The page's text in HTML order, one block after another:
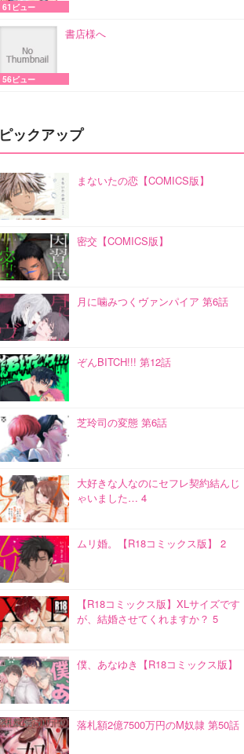
61ビュー
書店様へ
56ビュー
ピックアップ
まないたの恋【COMICS版】
密交【COMICS版】
月に噛みつくヴァンパイア 第6話
ぞんBITCH!!! 第12話
芝玲司の変態 第6話
大好きな人なのにセフレ契約結んじ
ゃいました… 4
ムリ婚。【R18コミックス版】 2
【R18コミックス版】XLサイズです
が、結婚させてくれますか？ 5
僕、あなゆき【R18コミックス版】
落札額2億7500万円のM奴隷 第50話